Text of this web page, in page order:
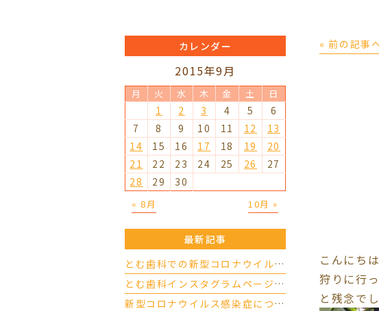
« 前の記事
こんにち
狩りに行
と残念で
カレンダー
2015年9月
月 火 水 木 金 土 日
« 8月 10月 »
1 2 3 4 5
6
7
8 9 10 11 12
13
14
15 16 17 18 19
20
21
22 23 24 25 26
27
28
29 30
最新記事
とむ歯科での新型コロナウイルスの対応について（4/17更新）
とむ歯科インスタグラムページができました
新型コロナウイルス感染症について